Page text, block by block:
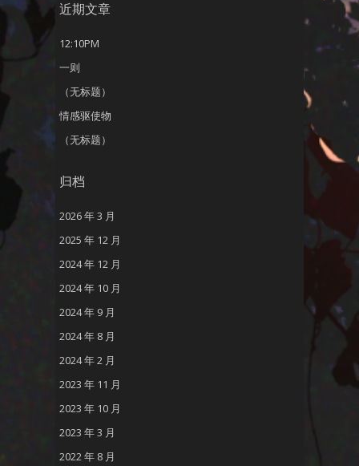
近期文章
12:10PM
一则
（无标题）
情感驱使物
（无标题）
归档
2026 年 3 月
2025 年 12 月
2024 年 12 月
2024 年 10 月
2024 年 9 月
2024 年 8 月
2024 年 2 月
2023 年 11 月
2023 年 10 月
2023 年 3 月
2022 年 8 月